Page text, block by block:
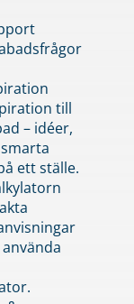
till
– idéer,
ett ställe.